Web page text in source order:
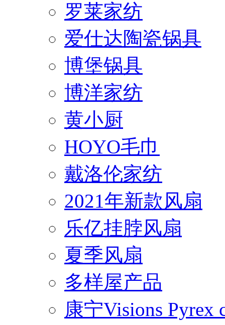
罗莱家纺
爱仕达陶瓷锅具
博堡锅具
博洋家纺
黄小厨
HOYO毛巾
戴洛伦家纺
2021年新款风扇
乐亿挂脖风扇
夏季风扇
多样屋产品
康宁Visions Pyrex